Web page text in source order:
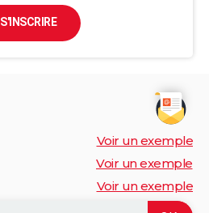
S'INSCRIRE
Voir un exemple
Voir un exemple
Voir un exemple